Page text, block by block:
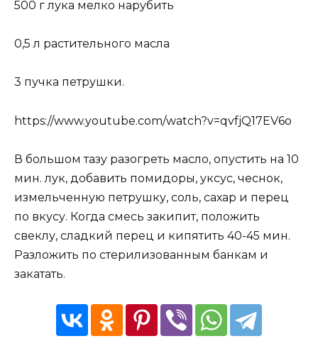
500 г лука мелко нарубить
0,5 л растительного масла
3 пучка петрушки.
https://www.youtube.com/watch?v=qvfjQ17EV6o
В большом тазу разогреть масло, опустить на 10
мин. лук, добавить помидоры, уксус, чеснок,
измельченную петрушку, соль, сахар и перец
по вкусу. Когда смесь закипит, положить
свеклу, сладкий перец и кипятить 40-45 мин.
Разложить по стерилизованным банкам и
закатать.